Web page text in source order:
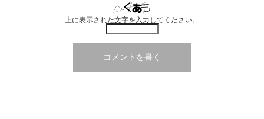
上に表示された文字を入力してください。